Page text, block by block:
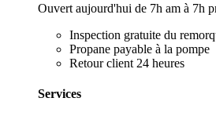
Ouvert aujourd'hui de 7h am à 7h
Inspection gratuite du
Propane payable à la pompe
Retour client 24 heures
Services